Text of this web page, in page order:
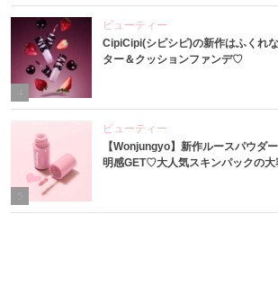
4
ビューティー
CipiCipi(シピシピ)の新作はふくれ
ター＆クッションファンデ♡
ビューティー
【Wonjungyo】新作ルースパウダ
明感GET♡大人気スキンパックの大